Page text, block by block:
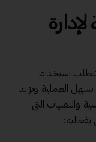
لإدارة
تتطلب استخدام
العملية وتزيد
والتقنيات التي